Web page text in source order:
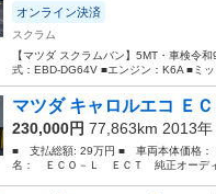
オンライン決済
スクラム
【マツダ スクラムバン】5MT・車検令
式：EBD-DG64V ■エンジン：K6A ■ミ
マツダ キャロルエコ
230,000円 77,863km 2013年
■ 支払総額: 29万円 ■ 車両本体価格
名： ＥＣＯ－Ｌ ＥＣＴ 純正オーデ